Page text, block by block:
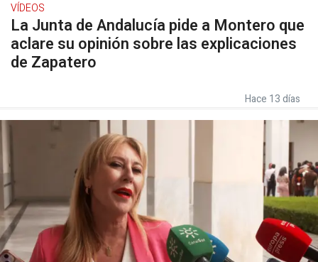
VÍDEOS
La Junta de Andalucía pide a Montero que
aclare su opinión sobre las explicaciones
de Zapatero
Hace 13 días